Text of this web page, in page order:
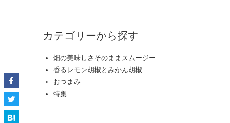
カテゴリーから探す
畑の美味しさそのままスムージー
香るレモン胡椒とみかん胡椒
おつまみ
特集